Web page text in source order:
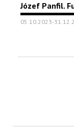
Józef Panfil.
05.10.2023-